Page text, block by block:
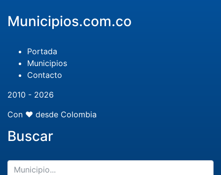
Municipios.com.co
Portada
Municipios
Contacto
2010 - 2026
Con ❤️ desde Colombia
Buscar